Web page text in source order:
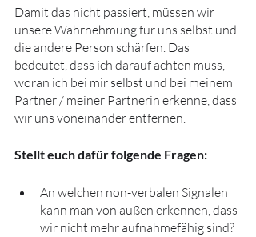
Damit das nicht passiert, müssen wir
unsere Wahrnehmung für uns selbst und
die andere Person schärfen. Das
bedeutet, dass ich darauf achten muss,
woran ich bei mir selbst und bei meinem
Partner / meiner Partnerin erkenne, dass
wir uns voneinander entfernen.
Stellt euch dafür folgende Fragen:
An welchen non-verbalen Signalen
kann man von außen erkennen, dass
wir nicht mehr aufnahmefähig sind?